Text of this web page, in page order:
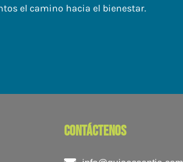
el camino hacia el bienestar.
contáctenos